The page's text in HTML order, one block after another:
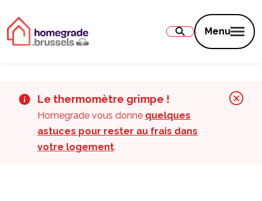
Menu
Le thermomètre grimpe !
Homegrade vous donne quelques
astuces pour rester au frais dans
votre logement.